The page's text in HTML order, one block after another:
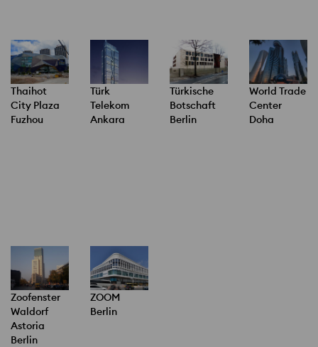
Thaihot
City Plaza
Fuzhou
Türk
Telekom
Ankara
Türkische
Botschaft
Berlin
World Trade
Center
Doha
Zoofenster
Waldorf
Astoria
Berlin
ZOOM
Berlin